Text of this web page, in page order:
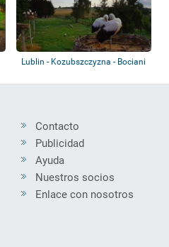
Lublin - Kozubszczyzna - Bociani
Contacto
Publicidad
Ayuda
Nuestros socios
Enlace con nosotros